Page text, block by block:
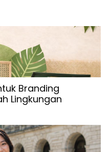
Branding
Lingkungan